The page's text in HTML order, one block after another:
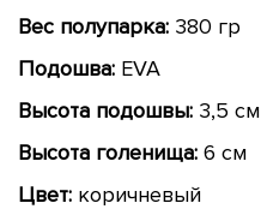
Вес полупарка: 380 гр
Подошва: EVA
Высота подошвы: 3,5 см
Высота голенища: 6 см
Цвет: коричневый